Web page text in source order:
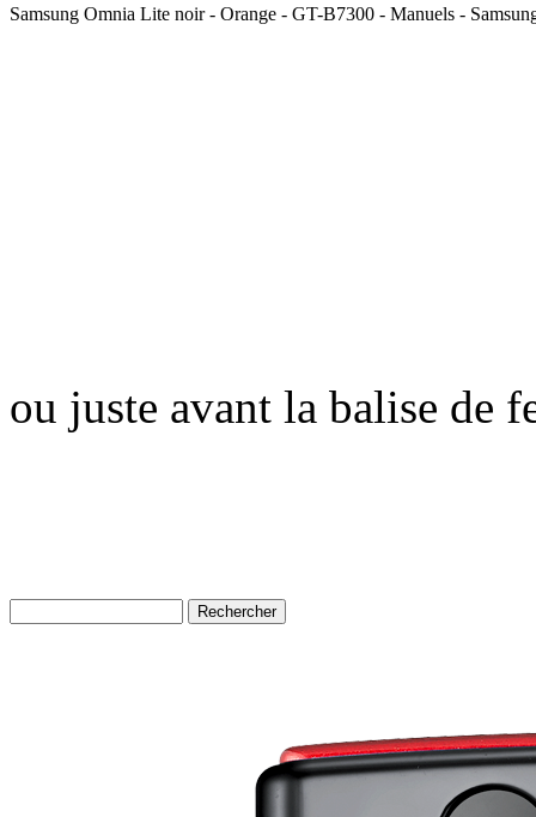
Samsung Omnia Lite noir - Orange - GT-B7300 - Manuels -
ou juste avant la balise de